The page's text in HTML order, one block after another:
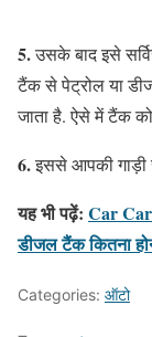
5.उसके बाद इसे
टैंक से पेट्रोल या
जाता है. ऐसे में टैंक
6.इससे आपकी गाड़ी
यह भी पढ़ें: Car
डीजल टैंक कितना
Categories: ऑटो